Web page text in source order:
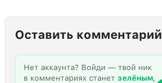
Оставить комментарий
Нет аккаунта? Войди — твой ник
в комментариях станет зелёным,